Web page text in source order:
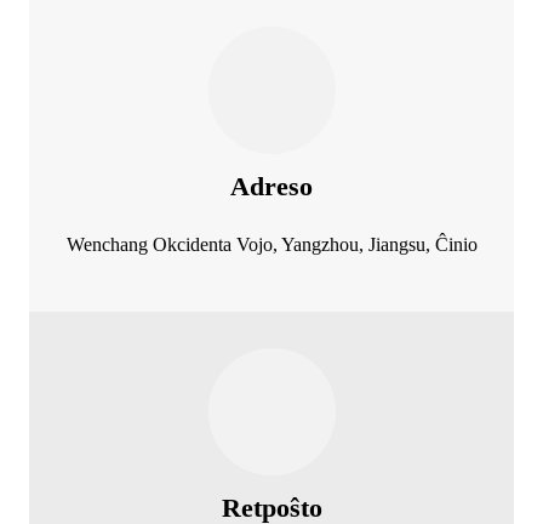
Adreso
Wenchang Okcidenta Vojo, Yangzhou, Jiangsu, Ĉinio
Retpoŝto